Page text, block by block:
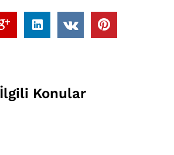
İlgili Konular